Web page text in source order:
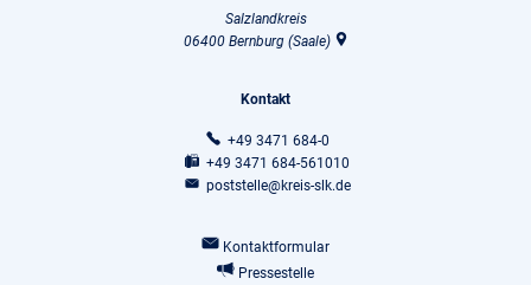
Salzlandkreis
06400 Bernburg (Saale)
Kontakt
+49 3471 684-0
+49 3471 684-561010
poststelle@kreis-slk.de
Kontaktformular
Pressestelle